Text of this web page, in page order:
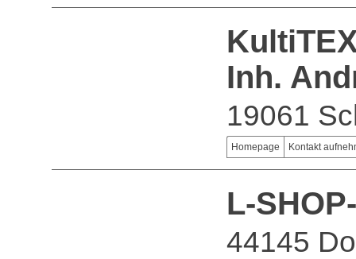
Inh.
19061
Homepage Kontakt
L-
44145